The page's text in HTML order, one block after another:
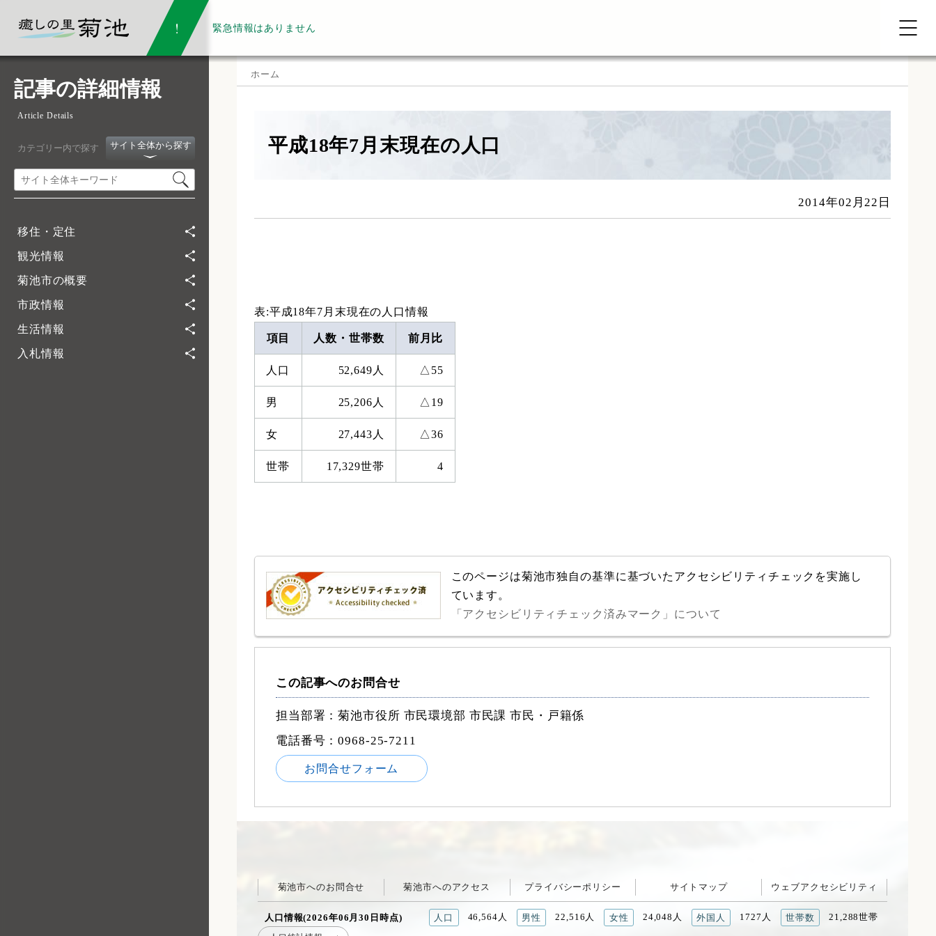
緊急情報はありません
記事の詳細情報
Article Details
カテゴリー内で探す サイト全体から探す
移住・定住
観光情報
菊池市の概要
市政情報
生活情報
入札情報
ホーム
平成18年7月末現在の人口
2014年02月22日
表:平成18年7月末現在の人口情報
項目
人数・世帯数 前月比
人口 52,649人 △55
男 25,206人 △19
女 27,443人 △36
世帯 17,329世帯 4
このページは菊池市独自の基準に基づいたアクセシビリティチェックを実施し
ています。
「アクセシビリティチェック済みマーク」について
この記事へのお問合せ
担当部署：菊池市役所 市民環境部 市民課 市民・戸籍係
電話番号：0968-25-7211
お問合せフォーム
菊池市へのお問合せ 菊池市へのアクセス プライバシーポリシー サイトマップ ウェブアクセシビリティ
人口情報(2026年06月30日時点) 人口 46,564人 男性 22,516人 女性 24,048人 外国人 1727人 世帯数 21,288世帯